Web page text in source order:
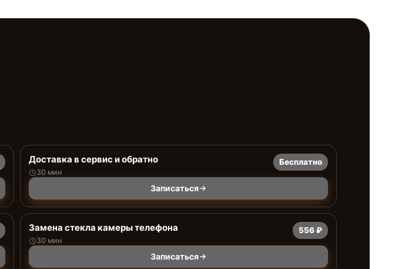
Доставка в сервис и обратно
30 мин
Бесплатно
Записаться
Замена стекла камеры телефона
30 мин
556 ₽
Записаться